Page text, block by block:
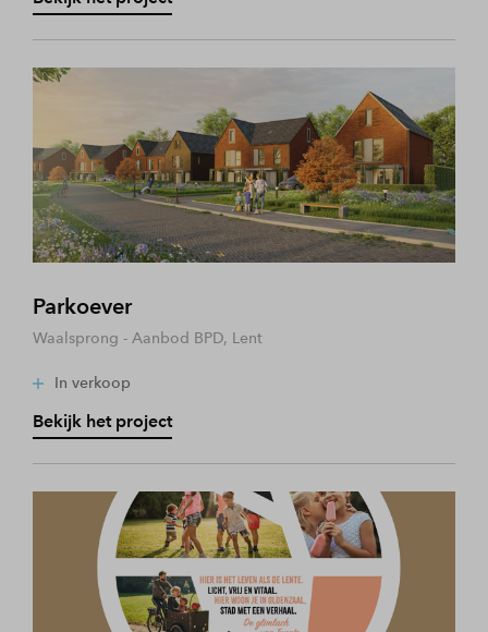
Parkoever
Waalsprong - Aanbod BPD, Lent
In verkoop
Bekijk het project